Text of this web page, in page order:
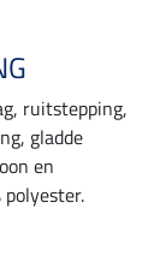
ruitstepping,
gladde
en